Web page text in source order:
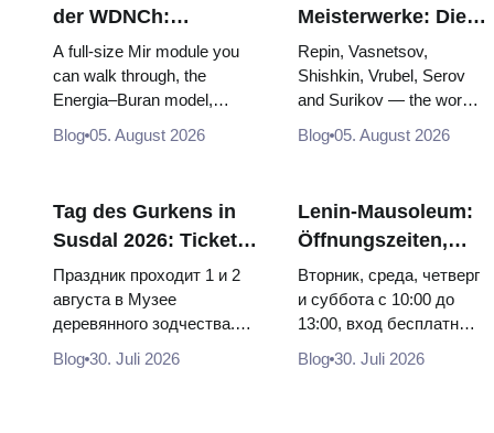
der WDNCh:
Russlands größte
Raumfahrtausstellung
von innen
A full-size Mir module you
can walk through, the
Energia–Buran model,
and 120 pieces of flight...
Blog 05. August 2026
Meisterwerke: Die
Gemälde, wegen
derer sich die Reise
lohnt
Repin, Vasnetsov,
Shishkin, Vrubel, Serov
and Surikov — the works
they hang, and why
Blog 05. August 2026
Tag des Gurkens in
Susdal 2026: Tickets,
Termine und wie man
von Moskau aus
anreist
Праздник проходит 1 и 2
августа в Музее
деревянного зодчества.
доехать из Москвы через
Blog 30. Juli 2026
Lenin-Mausoleum:
Öffnungszeiten,
Eintritt und die
Hauptverwechslung
mit dem Kreml
Вторник, среда, четверг
и суббота с 10:00 до
13:00, вход бесплатный.
расходятся в днях, чем
Blog 30. Juli 2026